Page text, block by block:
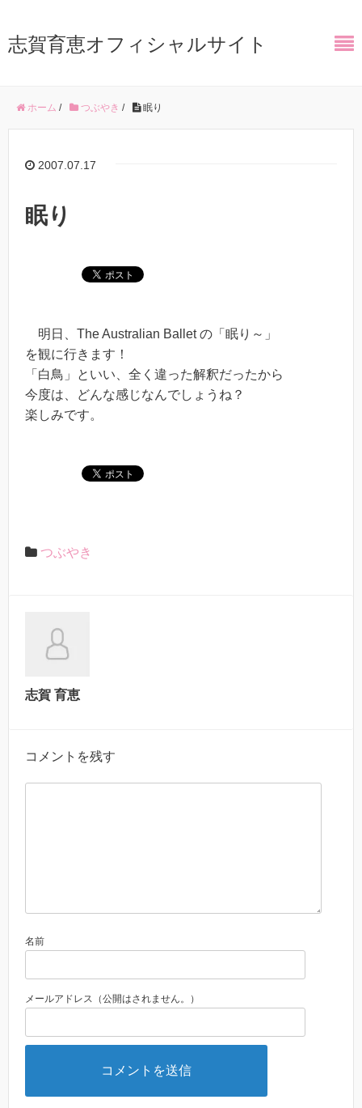
志賀育恵オフィシャルサイト
ホーム / つぶやき / 眠り
2007.07.17
眠り
明日、The Australian Ballet の「眠り～」
を観に行きます！
「白鳥」といい、全く違った解釈だったから
今度は、どんな感じなんでしょうね？
楽しみです。
つぶやき
志賀 育恵
コメントを残す
名前
メールアドレス（公開はされません。）